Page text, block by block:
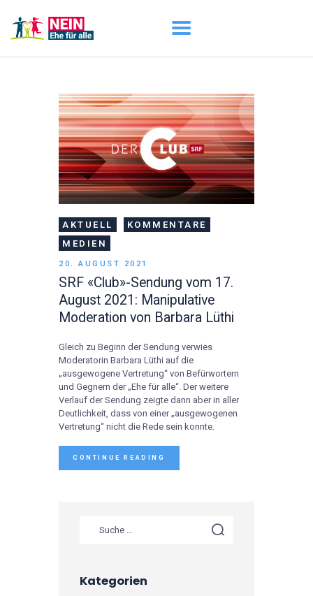
START
AKTUELL
DARUM GEHT ES
ÜBER UNS
DOWNLOADS
AKTUELL
KOMMENTARE
MEDIEN
20. AUGUST 2021
SRF «Club»-Sendung vom 17.
August 2021: Manipulative
Moderation von Barbara Lüthi
Gleich zu Beginn der Sendung verwies
Moderatorin Barbara Lüthi auf die
„ausgewogene Vertretung“ von Befürwortern
und Gegnern der „Ehe für alle“. Der weitere
Verlauf der Sendung zeigte dann aber in aller
Deutlichkeit, dass von einer „ausgewogenen
Vertretung“ nicht die Rede sein konnte.
CONTINUE READING
Kategorien